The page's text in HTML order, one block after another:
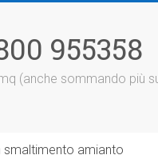
955358
(anche sommando più
smaltimento amianto